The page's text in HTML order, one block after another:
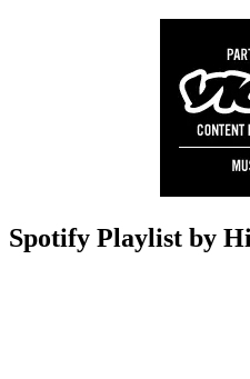
Spotify Playlist by